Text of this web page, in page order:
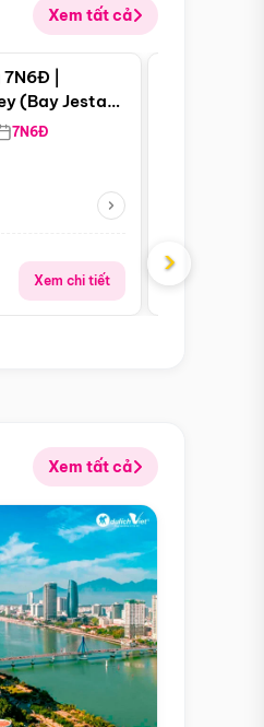
Xem tất cả
Điểm nổi bật
|
(Bay Jestar
7N6Đ
Xem chi tiết
Giá từ:
›
Xem tất cả